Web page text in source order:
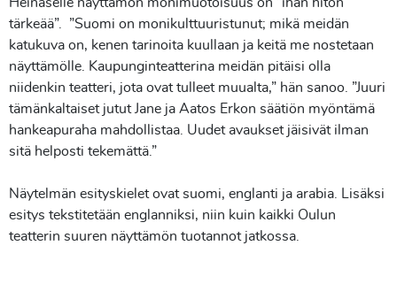
Heinäselle näyttämön monimuotoisuus on ”ihan hiton
tärkeää”. ”Suomi on monikulttuuristunut; mikä meidän
katukuva on, kenen tarinoita kuullaan ja keitä me nostetaan
näyttämölle. Kaupunginteatterina meidän pitäisi olla
niidenkin teatteri, jota ovat tulleet muualta,” hän sanoo. ”Juuri
tämänkaltaiset jutut Jane ja Aatos Erkon säätiön myöntämä
hankeapuraha mahdollistaa. Uudet avaukset jäisivät ilman
sitä helposti tekemättä.”
Näytelmän esityskielet ovat suomi, englanti ja arabia. Lisäksi
esitys tekstitetään englanniksi, niin kuin kaikki Oulun
teatterin suuren näyttämön tuotannot jatkossa.